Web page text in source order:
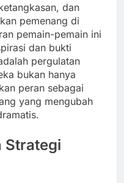
dan
pemenang di
pemain-pemain ini
dan bukti
pergulatan
bukan hanya
peran sebagai
yang mengubah
Strategi